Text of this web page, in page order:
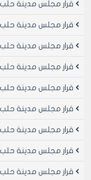
2- بيان فيما إذا كان
3- بيان فيما إذا كان العقار عبارة عن مقاسم.
أ‌- العقار متجاوز على
العامة لتحقيق
ج‌- أوجب التخطيط
د‌- أوجب التخطيط
ه‌- فيما إذا تقدم أصحاب
و‌- ضم جزء من العقار
لبيان فيما إذا كان هناك
قرار مجلس مدينة حلب رقم 15
قرار مجلس مدينة حلب رقم 18
قرار مجلس مدينة حلب رقم 18
قرار مجلس مدينة حلب رقم 19
قرار مجلس مدينة حلب رقم 27
قرار مجلس مدينة حلب رقم 28
قرار مجلس مدينة حلب رقم 29
قرار مجلس مدينة حلب رقم 31
قرار مجلس مدينة حلب رقم 32